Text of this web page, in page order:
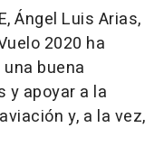
Ángel Luis Arias,
2020 ha
buena
y apoyar a la
y, a la vez,